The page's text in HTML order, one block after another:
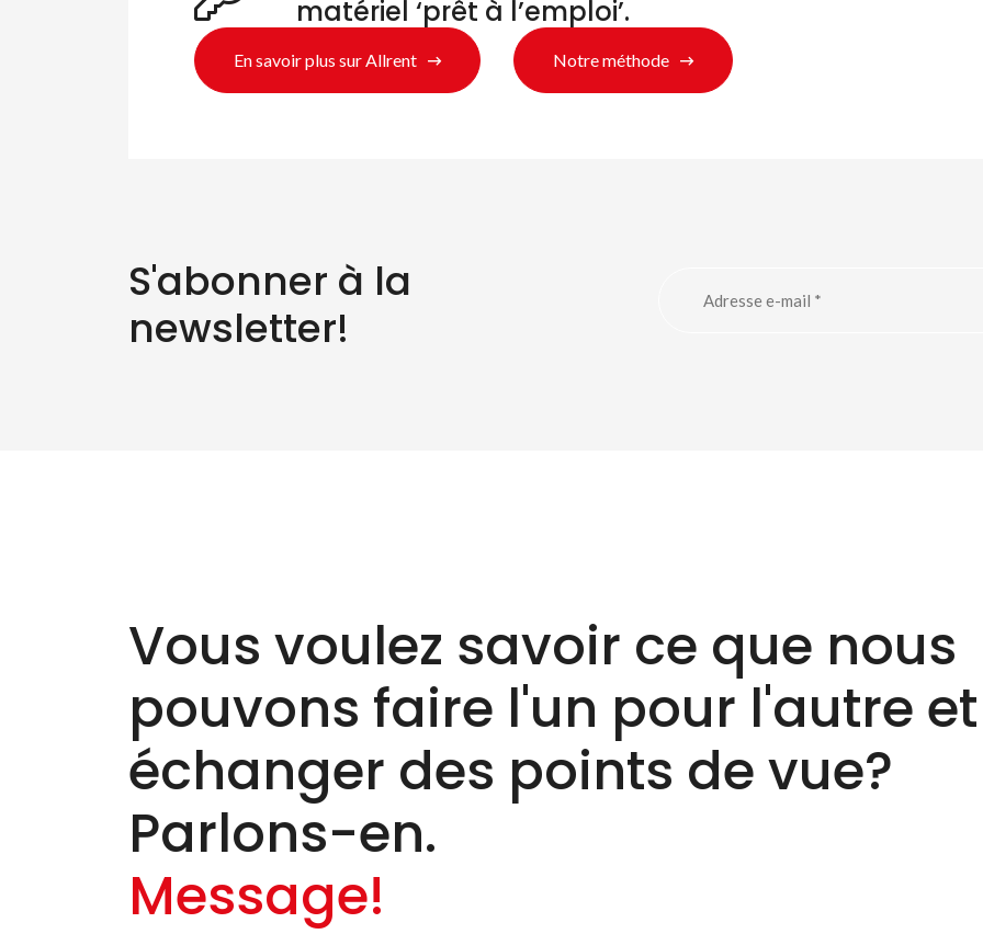
matériel ‘prêt à l’emploi’.
En savoir plus sur Allrent Notre méthode
S'abonner à la
newsletter!
Vous voulez savoir ce que nous
pouvons faire l'un pour l'autre et
échanger des points de vue?
Parlons-en.
Message!